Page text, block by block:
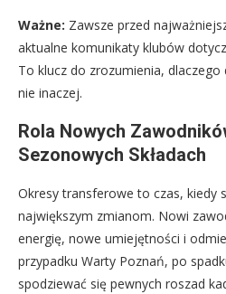
Ważne: Zawsze przed
aktualne komunikaty klubów
To klucz do zrozumienia, dlaczego
nie inaczej.
Rola Nowych
Sezonowych Składach
Okresy transferowe to czas, kiedy
największym zmianom. Nowi
energię, nowe umiejętności i
przypadku Warty Poznań, po
spodziewać się pewnych roszad